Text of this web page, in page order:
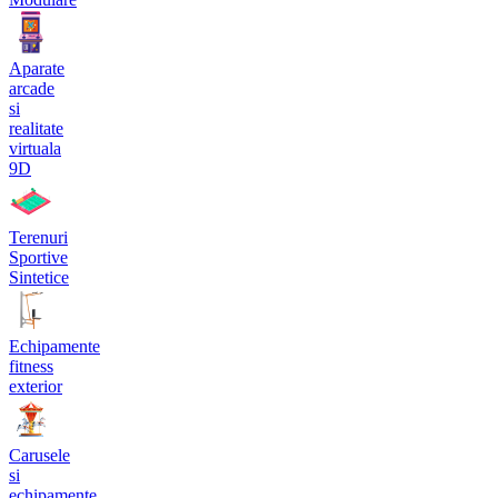
Aparate
arcade
si
realitate
virtuala
9D
Terenuri
Sportive
Sintetice
Echipamente
fitness
exterior
Carusele
si